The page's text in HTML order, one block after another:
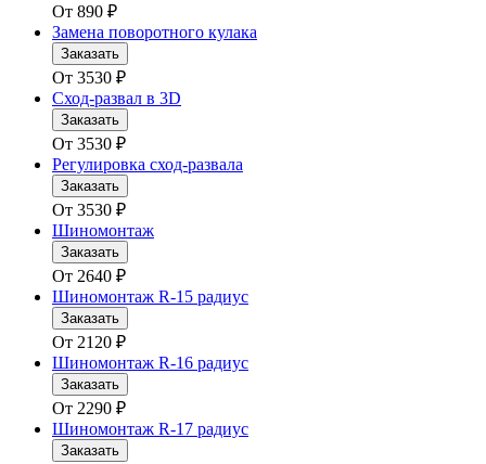
От 890 ₽
Замена поворотного кулака
Заказать
От 3530 ₽
Сход-развал в 3D
Заказать
От 3530 ₽
Регулировка сход-развала
Заказать
От 3530 ₽
Шиномонтаж
Заказать
От 2640 ₽
Шиномонтаж R-15 радиус
Заказать
От 2120 ₽
Шиномонтаж R-16 радиус
Заказать
От 2290 ₽
Шиномонтаж R-17 радиус
Заказать